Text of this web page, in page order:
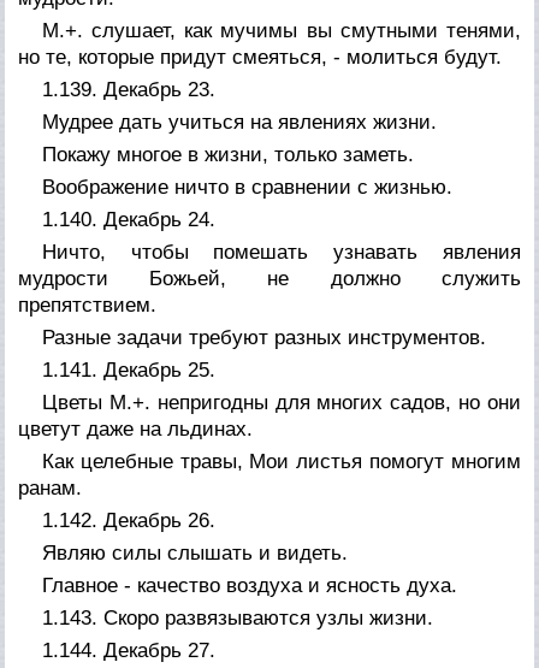
М.+. слушает, как мучимы вы смутными тенями,
но те, которые придут смеяться, - молиться будут.
1.139. Декабрь 23.
Мудрее дать учиться на явлениях жизни.
Покажу многое в жизни, только заметь.
Воображение ничто в сравнении с жизнью.
1.140. Декабрь 24.
Ничто, чтобы помешать узнавать явления
мудрости Божьей, не должно служить
препятствием.
Разные задачи требуют разных инструментов.
1.141. Декабрь 25.
Цветы М.+. непригодны для многих садов, но они
цветут даже на льдинах.
Как целебные травы, Мои листья помогут многим
ранам.
1.142. Декабрь 26.
Являю силы слышать и видеть.
Главное - качество воздуха и ясность духа.
1.143. Скоро развязываются узлы жизни.
1.144. Декабрь 27.